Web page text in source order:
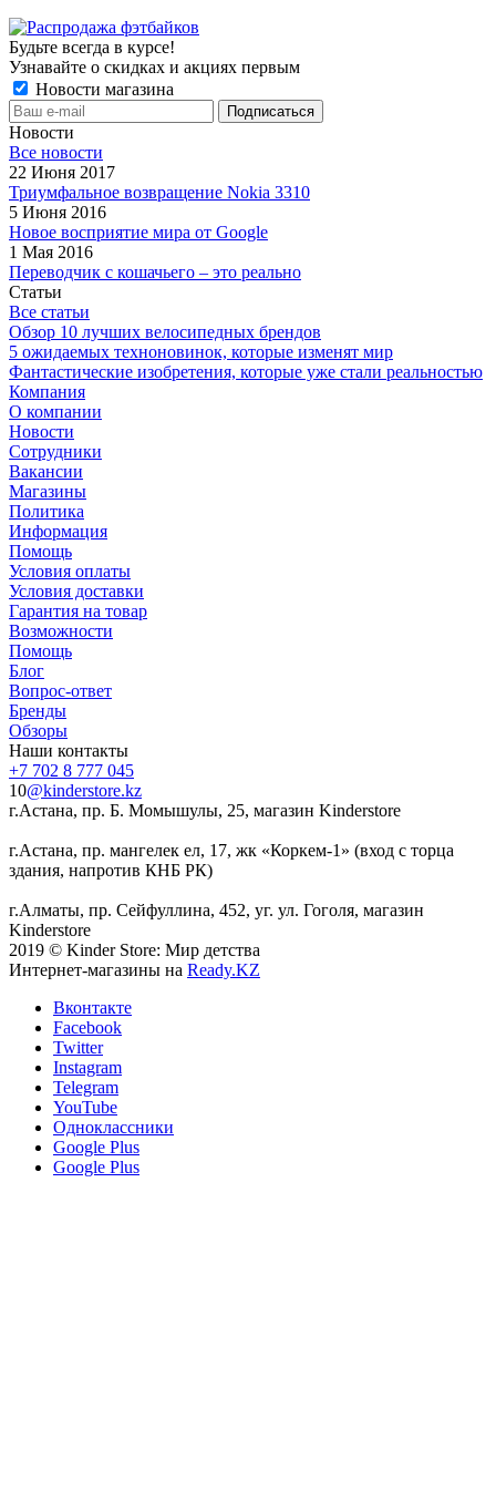
Будьте всегда в курсе!
Узнавайте о скидках и акциях первым
Новости магазина
Новости
Все новости
22 Июня 2017
Триумфальное возвращение Nokia 3310
5 Июня 2016
Новое восприятие мира от Google
1 Мая 2016
Переводчик с кошачьего – это реально
Статьи
Все статьи
Обзор 10 лучших велосипедных брендов
5 ожидаемых техноновинок, которые изменят мир
Фантастические изобретения, которые уже стали реальностью
Компания
О компании
Новости
Сотрудники
Вакансии
Магазины
Политика
Информация
Помощь
Условия оплаты
Условия доставки
Гарантия на товар
Возможности
Помощь
Блог
Вопрос-ответ
Бренды
Обзоры
Наши контакты
+7 702 8 777 045
10@kinderstore.kz
г.Астана, пр. Б. Момышулы, 25, магазин Kinderstore
г.Астана, пр. мангелек ел, 17, жк «Коркем-1» (вход с торца
здания, напротив КНБ РК)
г.Алматы, пр. Сейфуллина, 452, уг. ул. Гоголя, магазин
Kinderstore
2019 © Kinder Store: Мир детства
Интернет-магазины на Ready.KZ
Вконтакте
Facebook
Twitter
Instagram
Telegram
YouTube
Одноклассники
Google Plus
Google Plus